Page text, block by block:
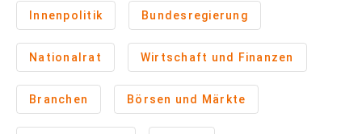
Innenpolitik Bundesregierung
Nationalrat Wirtschaft und Finanzen
Branchen Börsen und Märkte